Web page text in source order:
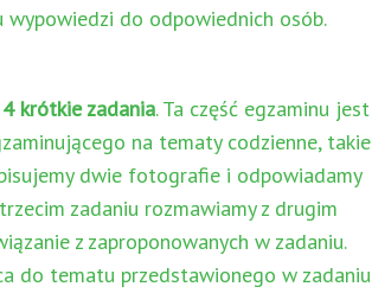
wypowiedzi do odpowiednich osób.
4 krótkie zadania. Ta część egzaminu jest
na tematy codzienne, takie
dwie fotografie i odpowiadamy
zadaniu rozmawiamy z drugim
z zaproponowanych w zadaniu.
do tematu przedstawionego w zadaniu